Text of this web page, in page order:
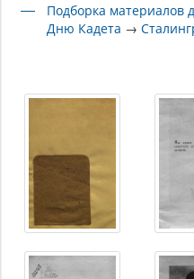
Подборка материалов
Дню Кадета →